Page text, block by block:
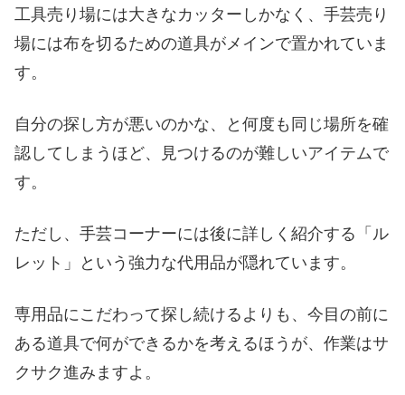
工具売り場には大きなカッターしかなく、手芸売り
場には布を切るための道具がメインで置かれていま
す。
自分の探し方が悪いのかな、と何度も同じ場所を確
認してしまうほど、見つけるのが難しいアイテムで
す。
ただし、手芸コーナーには後に詳しく紹介する「ル
レット」という強力な代用品が隠れています。
専用品にこだわって探し続けるよりも、今目の前に
ある道具で何ができるかを考えるほうが、作業はサ
クサク進みますよ。